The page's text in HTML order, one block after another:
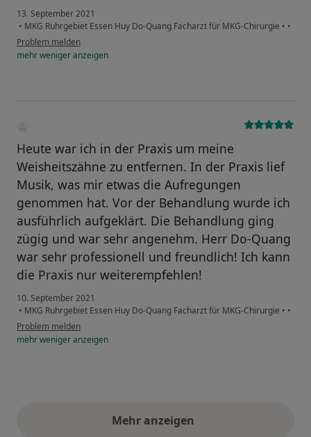
13. September 2021
• MKG Ruhrgebiet Essen Huy Do-Quang Facharzt für MKG-Chirurgie • •
Problem melden
mehrwenigeranzeigen
Heute war ich in der Praxis um meine
Weisheitszähne zu entfernen. In der Praxis lief
Musik, was mir etwas die Aufregungen
genommen hat. Vor der Behandlung wurde ich
ausführlich aufgeklärt. Die Behandlung ging
zügig und war sehr angenehm. Herr Do-Quang
war sehr professionell und freundlich! Ich kann
die Praxis nur weiterempfehlen!
10. September 2021
• MKG Ruhrgebiet Essen Huy Do-Quang Facharzt für MKG-Chirurgie • •
Problem melden
mehrwenigeranzeigen
Mehr anzeigenobige Stellungnahmen